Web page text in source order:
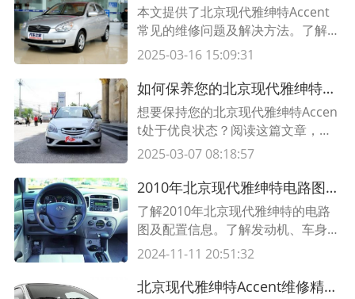
本文提供了北京现代雅绅特Accent
常见的维修问题及解决方法。了解这
些问题，可以帮助车主及时解决车辆
2025-03-16 15:09:31
如何保养您的北京现代雅绅特Accent？一站式指南
想要保持您的北京现代雅绅特Accen
t处于优良状态？阅读这篇文章，获
取一站式保养指南，并了解如何通过
2025-03-07 08:18:57
2010年北京现代雅绅特电路图及配置信息
了解2010年北京现代雅绅特的电路
图及配置信息。了解发动机、车身、
内饰等方面的详细信息，以及其它相
2024-11-11 20:51:32
北京现代雅绅特Accent维修精准指南 解决常见问题的维修技巧